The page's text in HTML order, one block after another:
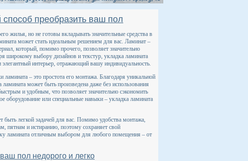
преобразить ваш пол
жилья, но не готовы вкладывать значительные средства в
может стать идеальным решением для вас. Ламинат –
который, помимо прочего, позволяет значительно
широкому выбору дизайнов и текстур, укладка ламината
интерьер, отражающий вашу индивидуальность.
– это простота его монтажа. Благодаря уникальной
ламината может быть произведена даже без использования
и удобным, что позволяет значительно сэкономить
оборудование или специальные навыки – укладка ламината
легкой задачей для вас. Помимо удобства монтажа,
пятнам и истиранию, поэтому сохраняет свой
ламината отличным выбором для любого помещения – от
пол недорого и легко